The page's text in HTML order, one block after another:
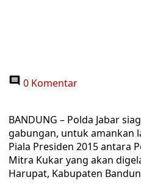
0 Komentar
BANDUNG – Polda Jabar
gabungan, untuk amankan
Piala Presiden 2015 antara
Mitra Kukar yang akan
Harupat, Kabupaten